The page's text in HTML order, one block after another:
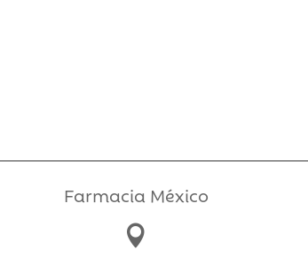
Farmacia México
